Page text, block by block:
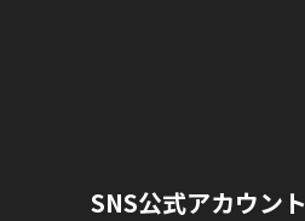
SNS公式アカウント